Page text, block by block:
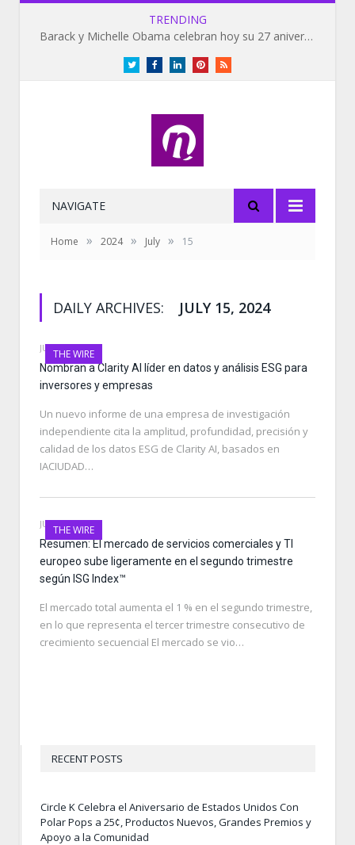
TRENDING
Barack y Michelle Obama celebran hoy su 27 aniversario de bodas
TwitterFacebookLinkedInPinterestRSS
NAVIGATE
Home » 2024 » July » 15
DAILY ARCHIVES: JULY 15, 2024
THE WIRE
JULY 15, 2024
Nombran a Clarity AI líder en datos y análisis ESG para
inversores y empresas
Un nuevo informe de una empresa de investigación
independiente cita la amplitud, profundidad, precisión y
calidad de los datos ESG de Clarity AI, basados en
IACIUDAD…
THE WIRE
JULY 15, 2024
Resumen: El mercado de servicios comerciales y TI
europeo sube ligeramente en el segundo trimestre
según ISG Index™
El mercado total aumenta el 1 % en el segundo trimestre,
en lo que representa el tercer trimestre consecutivo de
crecimiento secuencial El mercado se vio…
RECENT POSTS
Circle K Celebra el Aniversario de Estados Unidos Con
Polar Pops a 25¢, Productos Nuevos, Grandes Premios y
Apoyo a la Comunidad